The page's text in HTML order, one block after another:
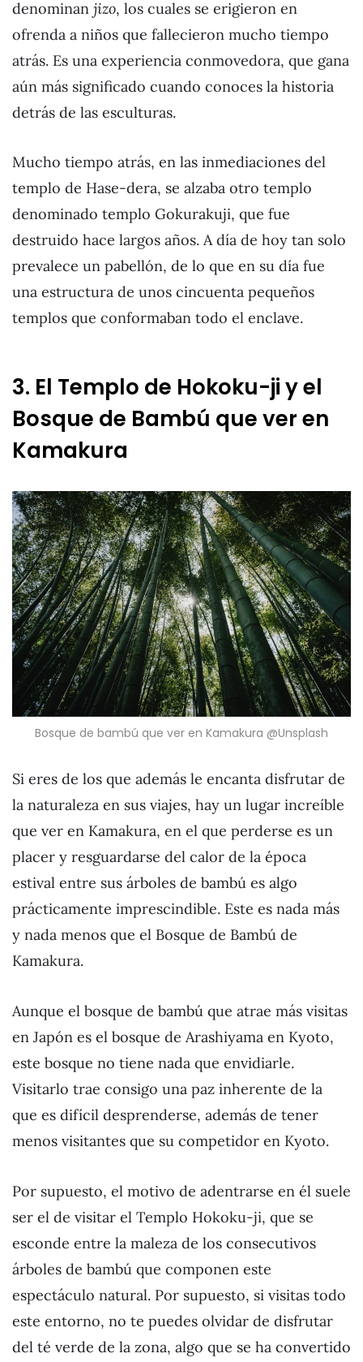
denominan jizo, los cuales se erigieron en
ofrenda a niños que fallecieron mucho tiempo
atrás. Es una experiencia conmovedora, que gana
aún más significado cuando conoces la historia
detrás de las esculturas.
Mucho tiempo atrás, en las inmediaciones del
templo de Hase-dera, se alzaba otro templo
denominado templo Gokurakuji, que fue
destruido hace largos años. A día de hoy tan solo
prevalece un pabellón, de lo que en su día fue
una estructura de unos cincuenta pequeños
templos que conformaban todo el enclave.
3. El Templo de Hokoku-ji y el
Bosque de Bambú que ver en
Kamakura
Bosque de bambú que ver en Kamakura @Unsplash
Si eres de los que además le encanta disfrutar de
la naturaleza en sus viajes, hay un lugar increíble
que ver en Kamakura, en el que perderse es un
placer y resguardarse del calor de la época
estival entre sus árboles de bambú es algo
prácticamente imprescindible. Este es nada más
y nada menos que el Bosque de Bambú de
Kamakura.
Aunque el bosque de bambú que atrae más visitas
en Japón es el bosque de Arashiyama en Kyoto,
este bosque no tiene nada que envidiarle.
Visitarlo trae consigo una paz inherente de la
que es difícil desprenderse, además de tener
menos visitantes que su competidor en Kyoto.
Por supuesto, el motivo de adentrarse en él suele
ser el de visitar el Templo Hokoku-ji, que se
esconde entre la maleza de los consecutivos
árboles de bambú que componen este
espectáculo natural. Por supuesto, si visitas todo
este entorno, no te puedes olvidar de disfrutar
del té verde de la zona, algo que se ha convertido